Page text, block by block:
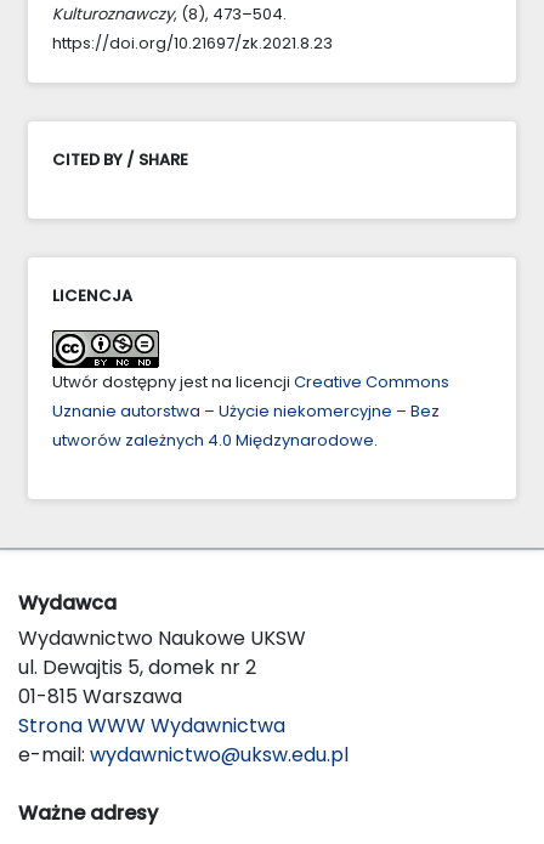
Kulturoznawczy, (8), 473–504.
https://doi.org/10.21697/zk.2021.8.23
CITED BY / SHARE
LICENCJA
Utwór dostępny jest na licencji Creative Commons
Uznanie autorstwa – Użycie niekomercyjne – Bez
utworów zależnych 4.0 Międzynarodowe.
Wydawca
Wydawnictwo Naukowe UKSW
ul. Dewajtis 5, domek nr 2
01-815 Warszawa
Strona WWW Wydawnictwa
e-mail: wydawnictwo@uksw.edu.pl
Ważne adresy